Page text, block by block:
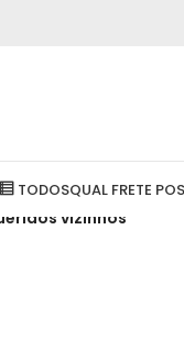
TODOSQUAL FRETE
vizinhos